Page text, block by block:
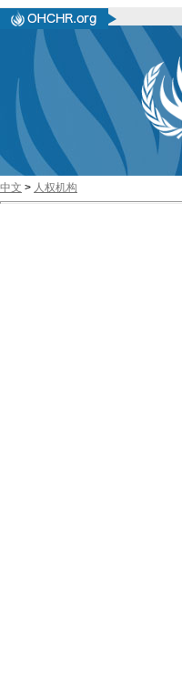
中文 > 人权机构